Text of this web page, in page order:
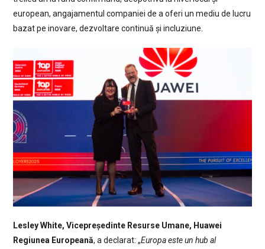
european, angajamentul companiei de a oferi un mediu de lucru
bazat pe inovare, dezvoltare continuă și incluziune.
Lesley White, Vicepreședinte Resurse Umane, Huawei
Regiunea Europeană, a declarat: „Europa este un hub al